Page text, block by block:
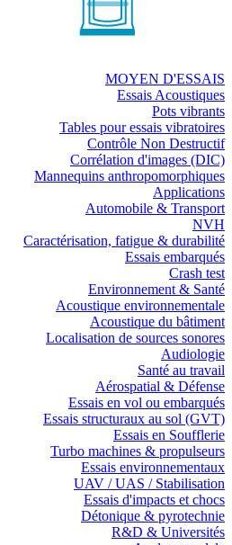
MOYEN D'ESSAIS
Essais Acoustiques
Pots vibrants
Tables pour essais vibratoires
Contrôle Non Destructif
Corrélation d'images (DIC)
Mannequins anthropomorphiques
Applications
Automobile & Transport
NVH
Caractérisation, fatigue & durabilité
Essais embarqués
Crash test
Environnement & Santé
Acoustique environnementale
Acoustique du bâtiment
Localisation de sources sonores
Audiologie
Santé au travail
Aérospatial & Défense
Essais en vol ou embarqués
Essais structuraux au sol (GVT)
Essais en Soufflerie
Turbo machines & propulseurs
Essais environnementaux
UAV / UAS / Stabilisation
Essais d'impacts et chocs
Détonique & pyrotechnie
R&D & Universités